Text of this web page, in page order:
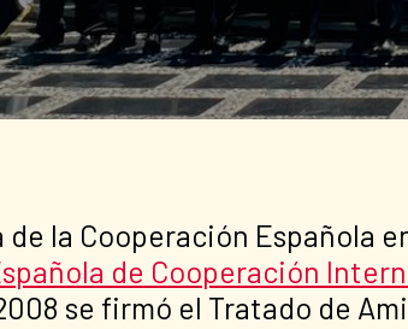
de la Cooperación Española
de Cooperación
se firmó el Tratado de